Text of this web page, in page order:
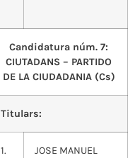
Candidatura núm. 7:
CIUTADANS – PARTIDO
DE LA CIUDADANIA (Cs)
Titulars:
1.
JOSE MANUEL